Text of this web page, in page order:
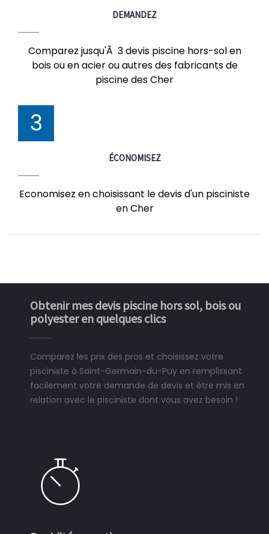
DEMANDEZ
Comparez jusqu'Ã 3 devis piscine hors-sol en
bois ou en acier ou autres des fabricants de
piscine des Cher
3
ÉCONOMISEZ
Economisez en choisissant le devis d'un pisciniste
en Cher
Obtenir mes devis piscine hors sol, bois ou
polyester en quelques clics
Comparez les prix des pros et choisissez votre
pisciniste à Saint-Germain-du-Puy en remplissant
facilement votre demande de devis et être mis en
relation avec le pisciniste dont vous avez besoin !